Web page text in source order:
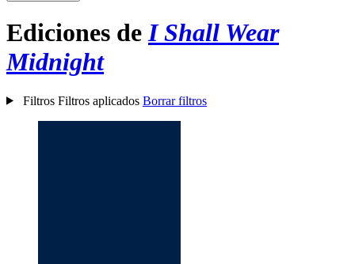
Ediciones deI Shall Wear
Midnight
Filtros Filtros aplicados Borrar filtros